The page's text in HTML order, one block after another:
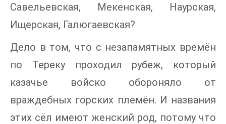
Савельевская, Мекенская, Наурская,
Ищерская, Галюгаевская?
Дело в том, что с незапамятных времён
по Тереку проходил рубеж, который
казачье войско обороняло от
враждебных горских племён. И названия
этих сёл имеют женский род, потому что